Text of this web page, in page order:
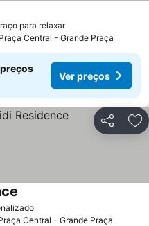
para relaxar
Central - Grande Praça
Ver preços
Partilhar
Central - Grande Praça